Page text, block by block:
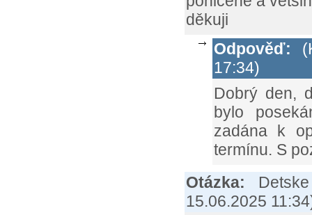
děkuji
Odpověď:
17:34)
Dobrý den,
bylo
zadána k
termínu. S
Otázka:
15.06.2025 11:34